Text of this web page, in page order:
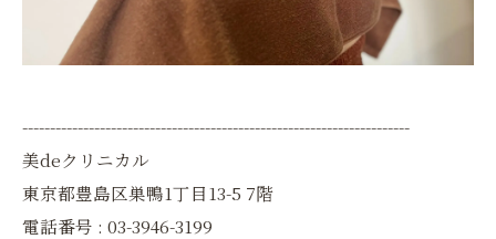
----------------------------------------------------------------------
美deクリニカル
東京都豊島区巣鴨1丁目13-5 7階
電話番号 : 03-3946-3199